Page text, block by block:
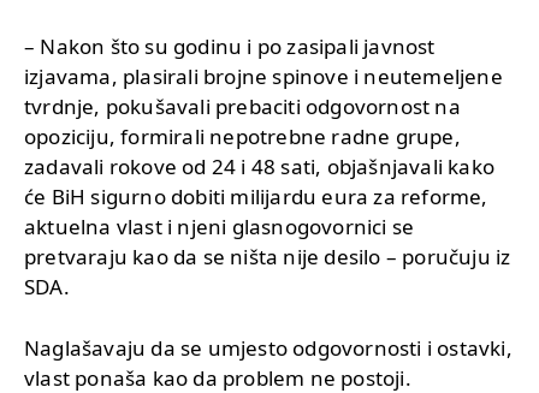
– Nakon što su godinu i po zasipali javnost
izjavama, plasirali brojne spinove i neutemeljene
tvrdnje, pokušavali prebaciti odgovornost na
opoziciju, formirali nepotrebne radne grupe,
zadavali rokove od 24 i 48 sati, objašnjavali kako
će BiH sigurno dobiti milijardu eura za reforme,
aktuelna vlast i njeni glasnogovornici se
pretvaraju kao da se ništa nije desilo – poručuju iz
SDA.
Naglašavaju da se umjesto odgovornosti i ostavki,
vlast ponaša kao da problem ne postoji.